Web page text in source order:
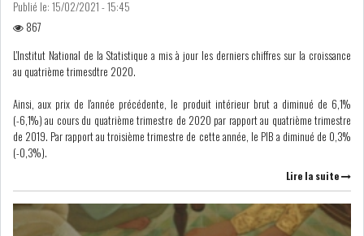
DE FINANCEMEN...
LE CALENDRIER FISCAL ET
SOCIAL 2021: LES...
RSS
ECONOMIE
Publié le: 15/02/2021 - 15:45
867
L'Institut National de la Statistique a mis à jour les derniers chiffres sur la croissance
au quatrième trimesdtre 2020.
Ainsi, aux prix de l'année précédente, le produit intérieur brut a diminué de 6,1%
(-6,1%) au cours du quatrième trimestre de 2020 par rapport au quatrième trimestre
de 2019. Par rapport au troisième trimestre de cette année, le PIB a diminué de 0,3%
(-0,3%).
Lire la suite